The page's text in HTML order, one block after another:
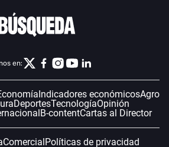
en:
Indicadores económicosAgro
DeportesTecnologíaOpinión
B-contentCartas al Director
Comercial Políticas de privacidad